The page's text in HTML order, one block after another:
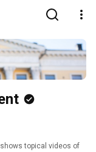
topical videos of